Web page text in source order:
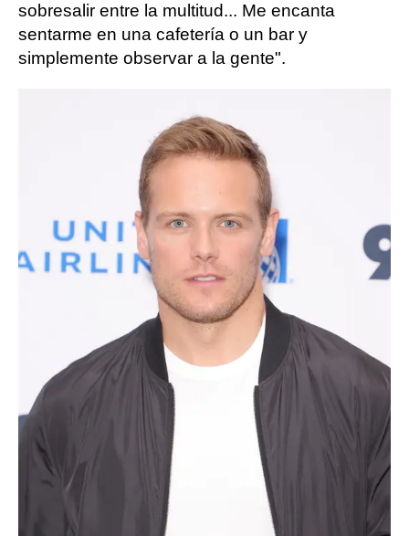
sobresalir entre la multitud... Me encanta
sentarme en una cafetería o un bar y
simplemente observar a la gente".